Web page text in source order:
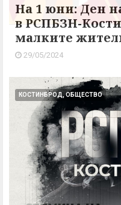
На 1 юни: Ден
в РСПБЗН-
малките
29/05/2024
КОСТИНБРОД, ОБЩЕСТВО